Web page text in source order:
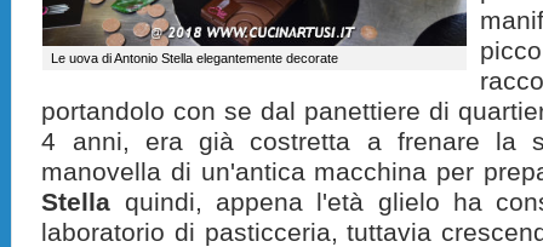
Le uova di Antonio Stella elegantemente decorate
portandolo con se dal panettiere di
4 anni, era già costretta a frenare la
manovella di un'antica macchina per
Stella quindi, appena l'età glielo ha
laboratorio di pasticceria, tuttavia